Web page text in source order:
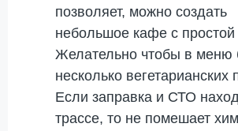
позволяет, можно создать
небольшое кафе с простой
Желательно чтобы в меню
несколько вегетарианских
Если заправка и СТО
трассе, то не помешает